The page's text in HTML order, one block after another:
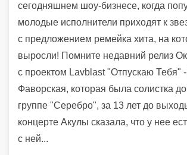
сегодняшнем шоу-бизнесе, когда
молодые исполнители приходят к
с предложением ремейка хита, на
выросли! Помните недавний релиз
с проектом Lavblast "Отпускаю Тебя"
Фаворская, которая была солистка до
группе "Серебро", за 13 лет до
концерте Акулы сказала, что у нее
с ней...